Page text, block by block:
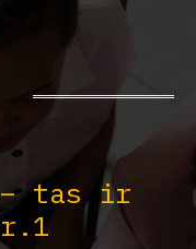
– tas ir